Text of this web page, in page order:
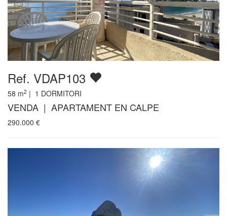
Ref. VDAP103
58 m2 | 1 DORMITORI
VENDA | APARTAMENT EN CALPE
290.000 €